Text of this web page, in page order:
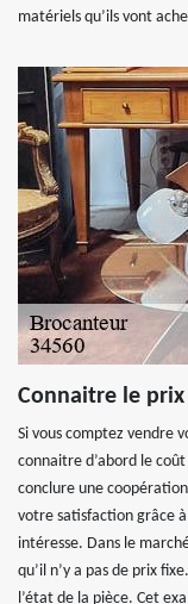
matériels qu’ils vont
Connaitre le
Si vous comptez vendre
connaitre d’abord le
conclure une
votre satisfaction grâce
intéresse. Dans le
qu’il n’y a pas de prix
l’état de la pièce. Cet